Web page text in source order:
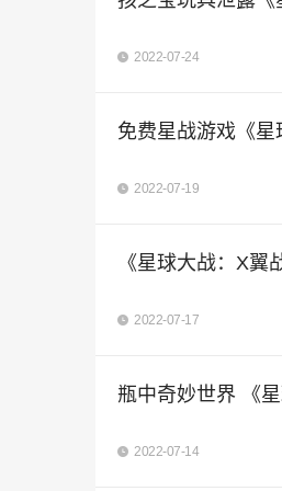
2022-07-24
免费星战游戏《
2022-07-19
《星球大战：X
2022-07-17
瓶中奇妙世界 《
2022-07-14